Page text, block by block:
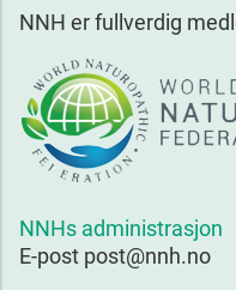
NNH er fullverdig
NNHs administrasjon
E-post post@nnh.no